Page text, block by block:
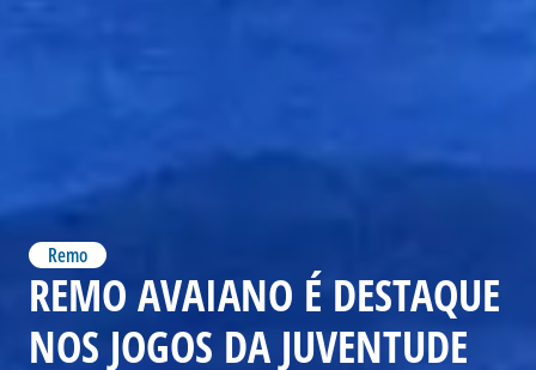
Remo
REMO AVAIANO É DESTAQUE
NOS JOGOS DA JUVENTUDE